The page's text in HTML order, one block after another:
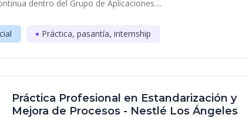
dentro del Grupo de Aplicaciones....
Práctica, pasantía, internship
Práctica Profesional en Estandarización y
Mejora de Procesos - Nestlé Los Ángeles